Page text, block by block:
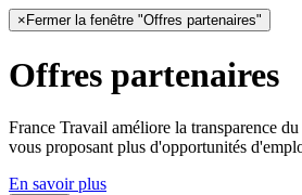
× Fermer la fenêtre "Offres partenaires"
Offres partenaires
France Travail améliore la transparence
vous proposant plus d'opportunités
En savoir plus